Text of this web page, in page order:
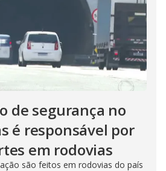
de segurança no
é responsável por
em rodovias
são feitos em rodovias do país